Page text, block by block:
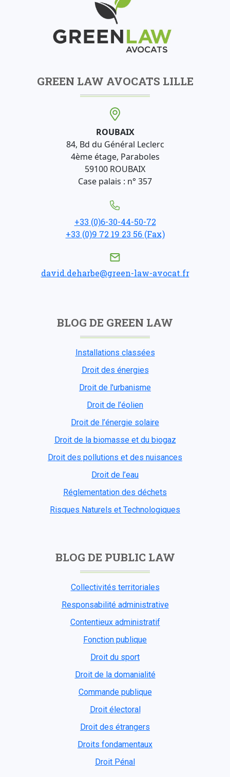
GREEN LAW AVOCATS LILLE
ROUBAIX
84, Bd du Général Leclerc
4ème étage, Paraboles
59100 ROUBAIX
Case palais : n° 357
+33 (0)6-30-44-50-72
+33 (0)9 72 19 23 56 (Fax)
david.deharbe@green-law-avocat.fr
BLOG DE GREEN LAW
Installations classées
Droit des énergies
Droit de l'urbanisme
Droit de l’éolien
Droit de l’énergie solaire
Droit de la biomasse et du biogaz
Droit des pollutions et des nuisances
Droit de l’eau
Réglementation des déchets
Risques Naturels et Technologiques
BLOG DE PUBLIC LAW
Collectivités territoriales
Responsabilité administrative
Contentieux administratif
Fonction publique
Droit du sport
Droit de la domanialité
Commande publique
Droit électoral
Droit des étrangers
Droits fondamentaux
Droit Pénal